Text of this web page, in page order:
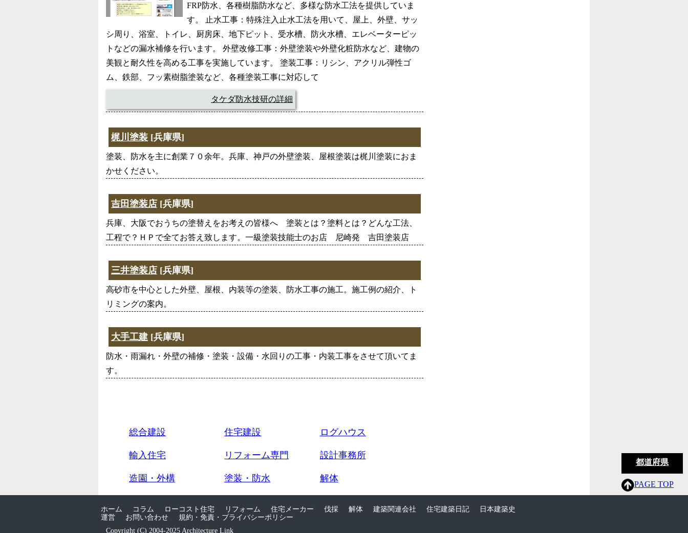
FRP防水、各種樹脂防水など、多様な防水工法を提供していま
す。 止水工事：特殊注入止水工法を用いて、屋上、外壁、サッ
シ周り、浴室、トイレ、厨房床、地下ピット、受水槽、防火水槽、エレベーターピッ
トなどの漏水補修を行います。 外壁改修工事：外壁塗装や外壁化粧防水など、建物の
美観と耐久性を高める工事を実施しています。 塗装工事：リシン、アクリル弾性ゴ
ム、鉄部、フッ素樹脂塗装など、各種塗装工事に対応して
タケダ防水技研の詳細
梶川塗装 [兵庫県]
塗装、防水を主に創業７０余年。兵庫、神戸の外壁塗装、屋根塗装は梶川塗装におま
かせください。
吉田塗装店 [兵庫県]
兵庫、大阪でおうちの塗替えをお考えの皆様へ 塗装とは？塗料とは？どんな工法、
工程で？ＨＰで全てお答え致します。一級塗装技能士のお店 尼崎発 吉田塗装店
三井塗装店 [兵庫県]
高砂市を中心とした外壁、屋根、内装等の塗装、防水工事の施工。施工例の紹介、ト
リミングの案内。
大手工建 [兵庫県]
防水・雨漏れ・外壁の補修・塗装・設備・水回りの工事・内装工事をさせて頂いてま
す。
総合建設 住宅建設 ログハウス
輸入住宅 リフォーム専門 設計事務所
造園・外構 塗装・防水 解体
都道府県
PAGE TOP
ホーム コラム ローコスト住宅 リフォーム 住宅メーカー 伐採 解体 建築関連会社 住宅建築日記
日本建築史
運営
お問い合わせ
規約・免責・プライバシーポリシー
Copyright (C) 2004-2025 Architecture Link